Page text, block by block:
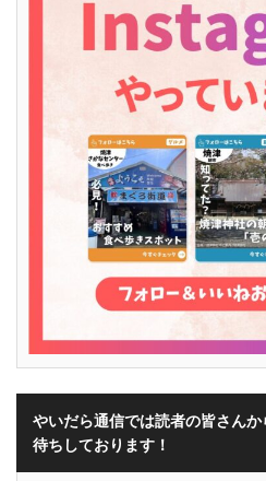
やいだら通信では読者の皆さん
待ちしております！